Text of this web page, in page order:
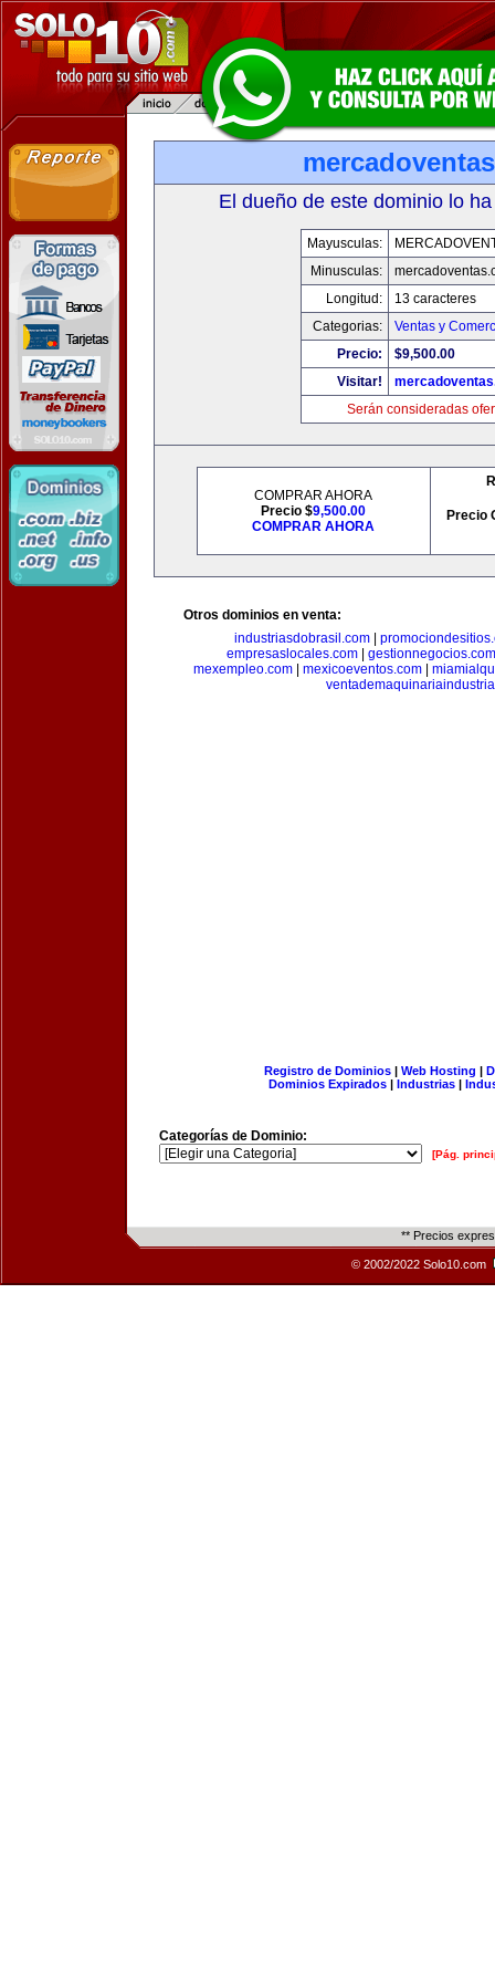
El dueño de este dominio lo
Mayusculas:
Minusculas:
Longitud:
13 caracteres
Categorias:
Ventas y
Precio:
$9,500.00
Visitar!
Serán consideradas
COMPRAR AHORA
Precio $9,500.00
COMPRAR AHORA
Precio
Otros dominios en venta:
industriasdobrasil.com|
empresaslocales.com| gestionnegocios.com
mexempleo.com| mexicoeventos.com|
Registro de Dominios| Web Hosting |
Dominios Expirados | Industrias |
Categorías de Dominio:
[Pág.
** Precios
© 2002/2022 Solo10.com